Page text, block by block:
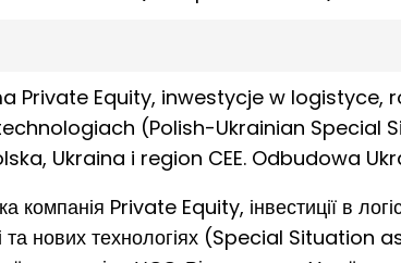
Private Equity, inwestycje w logistyce,
(Polish-Ukrainian Special
Ukraina i region CEE. Odbudowa
компанія Private Equity, інвестиції в
та нових технологіях (Special